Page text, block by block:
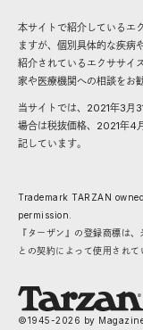
本サイトで紹介しているエ
ますが、個別具体的な疾病
紹介されているエクササイ
家や医療機関への相談をお
当サイトでは、2021年3月
場合は税抜価格、2021年4
記しています。
Trademark TARZAN
permission.
『ターザン』の登録商標は
との契約によって使用されて
©1945-2026 by